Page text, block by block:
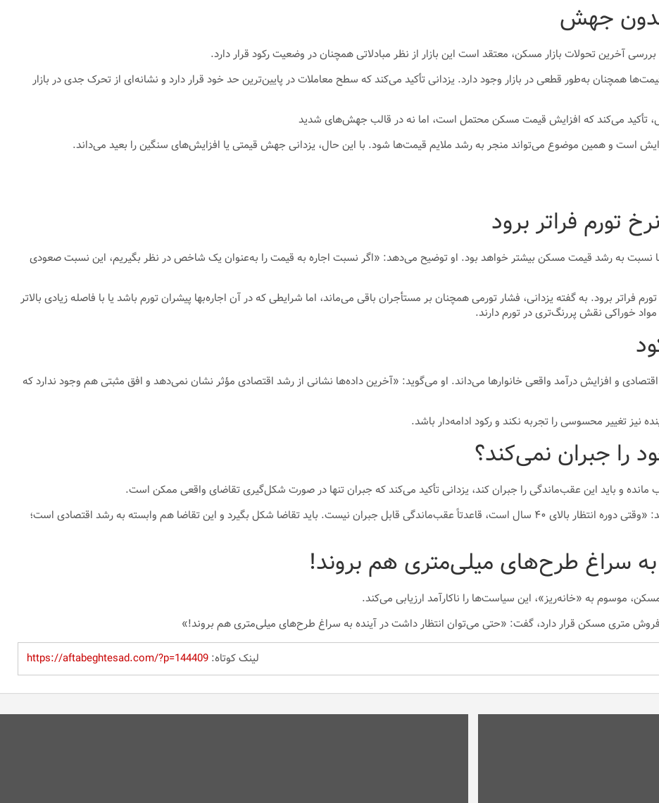
جهش
بررسی آخرین تحولات بازار مسکن، معتقد است این بازار از نظر مبادلاتی همچنان در وضعیت رکود قرار دارد.
همچنان به‌طور قطعی در بازار وجود دارد. یزدانی تأکید می‌کند که سطح معاملات در پایین‌ترین حد خود قرار دارد و نشانه‌ای از تحرک جدی در بازار
تأکید می‌کند که افزایش قیمت مسکن محتمل است، اما نه در قالب جهش‌های شدید
است و همین موضوع می‌تواند منجر به رشد ملایم قیمت‌ها شود. با این حال، یزدانی جهش قیمتی یا افزایش‌های سنگین را بعید می‌داند.
تورم فراتر برود
نسبت به رشد قیمت مسکن بیشتر خواهد بود. او توضیح می‌دهد: «اگر نسبت اجاره به قیمت را به‌عنوان یک شاخص در نظر بگیریم، این نسبت صعودی
فراتر برود. به گفته یزدانی، فشار تورمی همچنان بر مستأجران باقی می‌ماند، اما شرایطی که در آن اجاره‌بها پیشران تورم باشد یا با فاصله زیادی بالاتر
خوراکی نقش پررنگ‌تری در تورم دارند.
و افزایش درآمد واقعی خانوارها می‌داند. او می‌گوید: «آخرین داده‌ها نشانی از رشد اقتصادی مؤثر نشان نمی‌دهد و افق مثبتی هم وجود ندارد که
نیز تغییر محسوسی را تجربه نکند و رکود ادامه‌دار باشد.
را جبران نمی‌کند؟
مانده و باید این عقب‌ماندگی را جبران کند، یزدانی تأکید می‌کند که جبران تنها در صورت شکل‌گیری تقاضای واقعی ممکن است.
او با اشاره به طولانی شدن دوره انتظار برای تملک مسکن، می‌گوید: «وقتی دوره انتظار بالای ۴۰ سال است، قاعدتاً عقب‌ماندگی قابل جبران نیست. باید تقاضا شکل بگیرد و این تقاضا هم وابسته به رشد اقتصادی است؛
به سراغ طرح‌های میلی‌متری هم بروند!
موسوم به «خانه‌ریز»، این سیاست‌ها را ناکارآمد ارزیابی می‌کند.
فروش متری مسکن قرار دارد، گفت: «حتی می‌توان انتظار داشت در آینده به سراغ طرح‌های میلی‌متری هم بروند!»
لینک کوتاه: https://aftabeghtesad.com/?p=144409